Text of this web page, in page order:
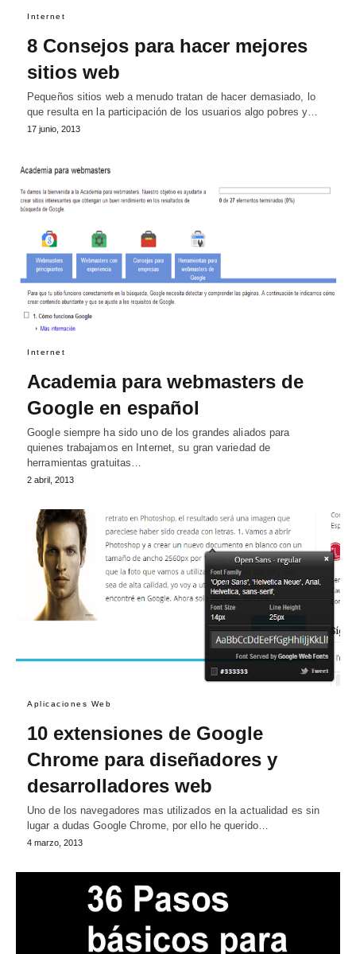
Internet
8 Consejos para hacer mejores
sitios web
Pequeños sitios web a menudo tratan de hacer demasiado, lo
que resulta en la participación de los usuarios algo pobres y…
17 junio, 2013
Internet
Academia para webmasters de
Google en español
Google siempre ha sido uno de los grandes aliados para
quienes trabajamos en Internet, su gran variedad de
herramientas gratuitas…
2 abril, 2013
Aplicaciones Web
10 extensiones de Google
Chrome para diseñadores y
desarrolladores web
Uno de los navegadores mas utilizados en la actualidad es sin
lugar a dudas Google Chrome, por ello he querido…
4 marzo, 2013